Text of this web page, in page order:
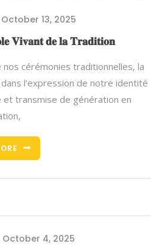
October 13, 2025
𝐝𝐞 𝐥𝐚 𝐓𝐫𝐚𝐝𝐢𝐭𝐢𝐨𝐧
nos cérémonies traditionnelles, la
l’expression de notre identité
et transmise de génération en
October 4, 2025